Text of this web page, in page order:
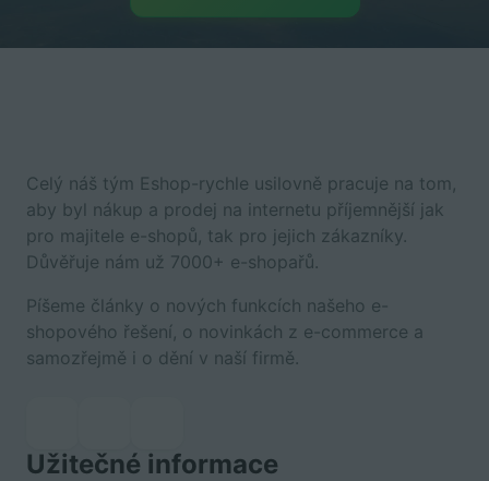
Celý náš tým Eshop-rychle usilovně pracuje na tom,
aby byl nákup a prodej na internetu příjemnější jak
pro majitele e-shopů, tak pro jejich zákazníky.
Důvěřuje nám už 7000+ e-shopařů.
Píšeme články o nových funkcích našeho e-
shopového řešení, o novinkách z e-commerce a
samozřejmě i o dění v naší firmě.
Užitečné informace